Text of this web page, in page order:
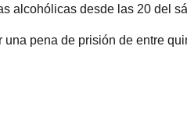
alcohólicas desde las 20 del
pena de prisión de entre